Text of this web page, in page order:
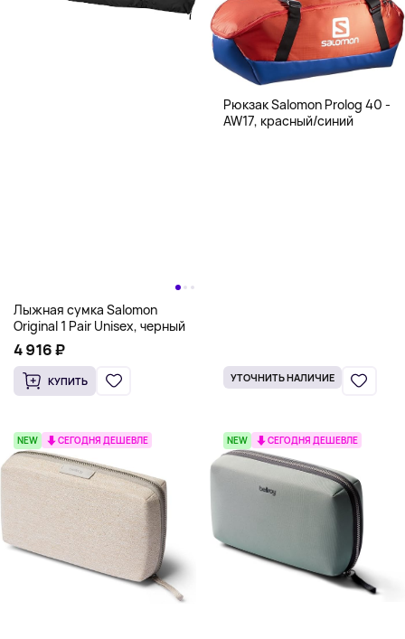
Лыжная сумка Salomon
Original 1 Pair Unisex, черный
4 916 ₽
КУПИТЬ
Рюкзак Salomon Prolog 40 -
AW17, красный/синий
УТОЧНИТЬ НАЛИЧИЕ
NEW СЕГОДНЯ ДЕШЕВЛЕ NEW СЕГОДНЯ ДЕШЕВЛЕ